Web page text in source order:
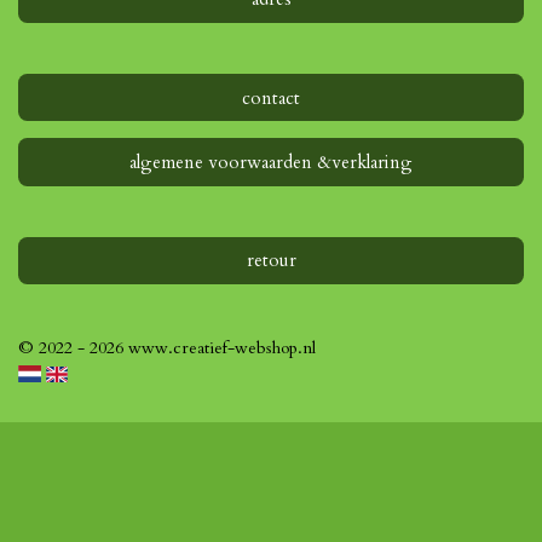
contact
algemene voorwaarden &verklaring
retour
© 2022 - 2026 www.creatief-webshop.nl